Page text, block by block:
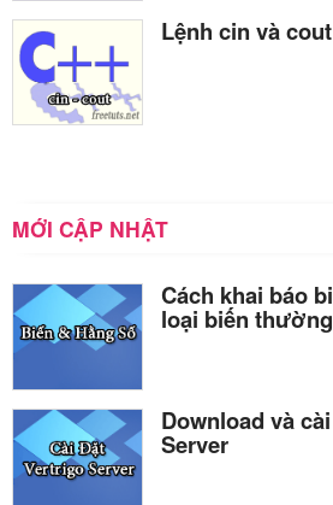
Lệnh cin và
MỚI CẬP NHẬT
Cách khai báo
loại biến
Download và
Server